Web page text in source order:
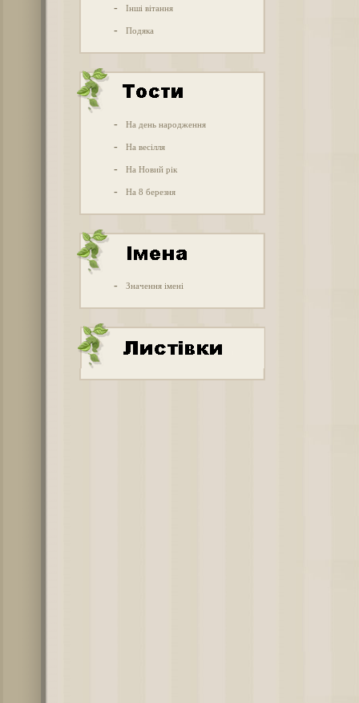
- Інші вітання
- Подяка
- На день народження
- На весілля
- На Новий рік
- На 8 березня
- Значення імені